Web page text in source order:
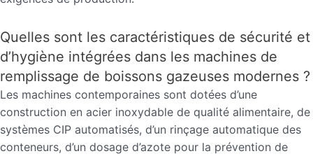
Quelles sont les caractéristiques de sécurité et
d’hygiène intégrées dans les machines de
remplissage de boissons gazeuses modernes ?
Les machines contemporaines sont dotées d’une
construction en acier inoxydable de qualité alimentaire, de
systèmes CIP automatisés, d’un rinçage automatique des
conteneurs, d’un dosage d’azote pour la prévention de